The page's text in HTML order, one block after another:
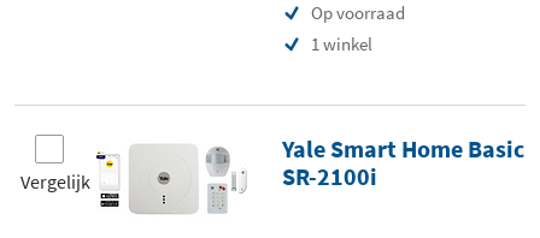
Op voorraad
1 winkel
Vergelijk
Yale Smart Home Basic
SR-2100i